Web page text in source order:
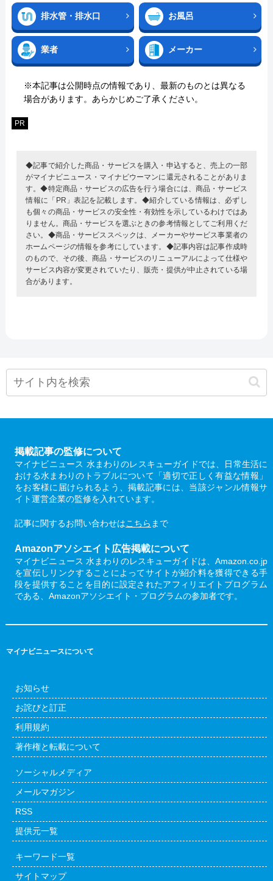
排水管・排水口 お風呂
業者 メーカー
※本記事は公開時点の情報であり、最新のものとは異なる
場合があります。あらかじめご了承ください。
PR
◆記事で紹介した商品・サービスを購入・申込すると、売上の一部
がマイナビニュース・マイナビウーマンに還元されることがありま
す。◆特定商品・サービスの広告を行う場合には、商品・サービス
情報に「PR」表記を記載します。◆紹介している情報は、必ずし
も個々の商品・サービスの安全性・有効性を示しているわけではあ
りません。商品・サービスを選ぶときの参考情報としてご利用くだ
さい。◆商品・サービススペックは、メーカーやサービス事業者の
ホームページの情報を参考にしています。◆記事内容は記事作成時
のもので、その後、商品・サービスのリニューアルによって仕様や
サービス内容が変更されていたり、販売・提供が中止されている場
合があります。
掲載記事の監修について
マイナビニュース 水まわりのレスキューガイドでは、日常生活に
おける水まわりのトラブルについて「適切で正しく有益な情報」
をお客様に届けられるよう、掲載記事には、当該ジャンル情報サ
イト運営企業の監修を入れています。
記事に関するお問い合わせはこちら まで
Amazonアソシエイト広告掲載について
マイナビニュース 水まわりのレスキューガイドは、Amazon.co.jp
を宣伝しリンクすることによってサイトが紹介料を獲得できる手
段を提供することを目的に設定されたアフィリエイトプログラム
である、Amazonアソシエイト・プログラムの参加者です。
マイナビニュースについて
お知らせ
お詫びと訂正
利用規約
著作権と転載について
ソーシャルメディア
メールマガジン
RSS
提供元一覧
キーワード一覧
サイトマップ